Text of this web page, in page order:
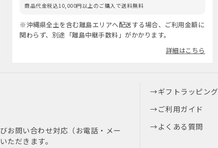
商品代金税込10,000円以上のご購入で送料無料
※沖縄県全土を含む離島エリアへ配送する場合、ご利用金額に
関わらず、別途「離島中継手数料」がかかります。
詳細はこちら
お問い合わせ対応（お電話・メー
ただきます。
ギフトラッピング
ご利用ガイド
よくある質問